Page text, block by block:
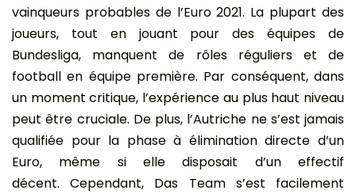
vainqueurs probables de l’Euro 2021. La plupart des
joueurs, tout en jouant pour des équipes de
Bundesliga, manquent de rôles réguliers et de
football en équipe première. Par conséquent, dans
un moment critique, l’expérience au plus haut niveau
peut être cruciale. De plus, l’Autriche ne s’est jamais
qualifiée pour la phase à élimination directe d’un
Euro, même si elle disposait d’un effectif
décent. Cependant, Das Team s’est facilement